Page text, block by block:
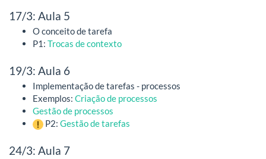
17/3: Aula 5
O conceito de tarefa
P1: Trocas de contexto
19/3: Aula 6
Implementação de tarefas - processos
Exemplos: Criação de processos
Gestão de processos
P2: Gestão de tarefas
24/3: Aula 7